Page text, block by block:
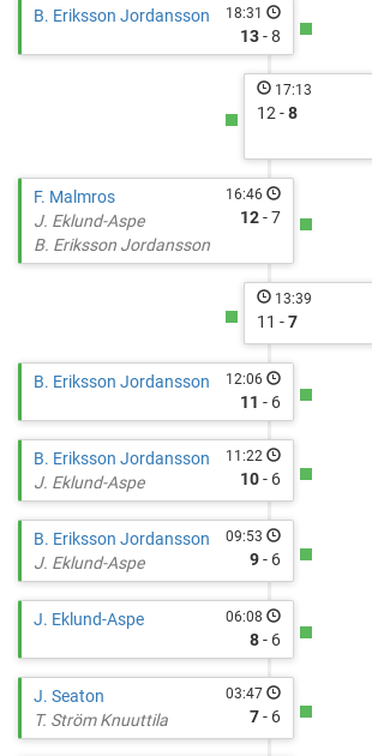
B. Eriksson Jordansson 18:31
13- 8
17:13
12 -8
F. Malmros
J. Eklund-Aspe
B. Eriksson Jordansson
16:46
12- 7
13:39
11 -7
B. Eriksson Jordansson 12:06
11 - 6
B. Eriksson Jordansson
J. Eklund-Aspe
11:22
10- 6
B. Eriksson Jordansson
J. Eklund-Aspe
09:53
9- 6
J. Eklund-Aspe 06:08
8- 6
J. Seaton
T. Ström Knuuttila
03:47
7- 6